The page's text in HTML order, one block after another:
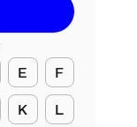
E
F
K
L